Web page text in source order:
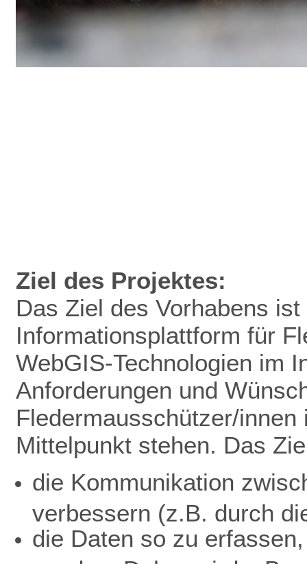
Ziel des Projektes:
Das Ziel des Vorhabens
Informationsplattform für
WebGIS-Technologien im
Anforderungen und
Fledermausschützer/
Mittelpunkt stehen. Das
die Kommunikation
verbessern (z.B. durch
die Daten so zu